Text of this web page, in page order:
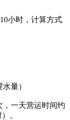
小时，计算方式
量）
，一天营运时间约
。